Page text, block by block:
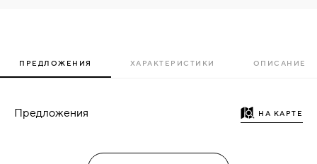
ПРЕДЛОЖЕНИЯ ХАРАКТЕРИСТИКИ ОПИСАНИЕ
Предложения НА КАРТЕ